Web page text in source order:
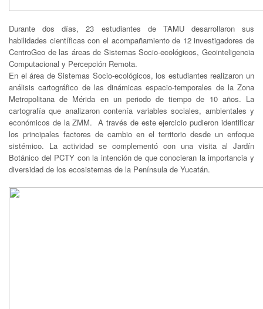
Durante dos días, 23 estudiantes de TAMU desarrollaron sus
habilidades científicas con el acompañamiento de 12 investigadores de
CentroGeo de las áreas de Sistemas Socio-ecológicos, Geointeligencia
Computacional y Percepción Remota.
En el área de Sistemas Socio-ecológicos, los estudiantes realizaron un
análisis cartográfico de las dinámicas espacio-temporales de la Zona
Metropolitana de Mérida en un periodo de tiempo de 10 años. La
cartografía que analizaron contenía variables sociales, ambientales y
económicos de la ZMM. A través de este ejercicio pudieron identificar
los principales factores de cambio en el territorio desde un enfoque
sistémico. La actividad se complementó con una visita al Jardín
Botánico del PCTY con la intención de que conocieran la importancia y
diversidad de los ecosistemas de la Península de Yucatán.